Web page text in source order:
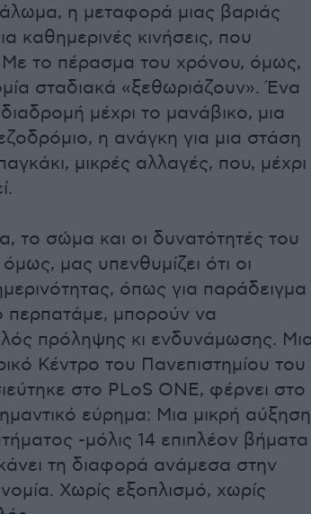
η μεταφορά μιας βαριάς
καθημερινές κινήσεις, που
Με το πέρασμα του χρόνου, όμως,
σταδιακά «ξεθωριάζουν». Ένα
μέχρι το μανάβικο, μια
η ανάγκη για μια στάση
μικρές αλλαγές, που, μέχρι
το σώμα και οι δυνατότητές του
μας υπενθυμίζει ότι οι
όπως για παράδειγμα
περπατάμε, μπορούν να
πρόληψης κι ενδυνάμωσης.
Κέντρο του Πανεπιστημίου του
στο PLoS ONE, φέρνει στο
εύρημα: Μια μικρή αύξηση
-μόλις 14 επιπλέον βήματα
τη διαφορά ανάμεσα στην
Χωρίς εξοπλισμό, χωρίς